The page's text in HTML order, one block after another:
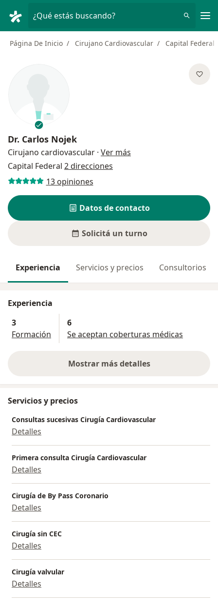
¿Qué estás buscando?
Página De Inicio Cirujano Cardiovascular Capital Federal
Dr. Carlos Nojek
Cirujano cardiovascular · Ver más
Capital Federal 2 direcciones
13 opiniones
Datos de contacto
Solicitá un turno
Experiencia Servicios y precios Consultorios
Experiencia
3
Formación
6
Se aceptan coberturas médicas
Mostrar más detalles
sobre la experiencia
Servicios y precios
Consultas sucesivas Cirugía Cardiovascular
Detalles
Primera consulta Cirugía Cardiovascular
Detalles
Cirugía de By Pass Coronario
Detalles
Cirugía sin CEC
Detalles
Cirugía valvular
Detalles